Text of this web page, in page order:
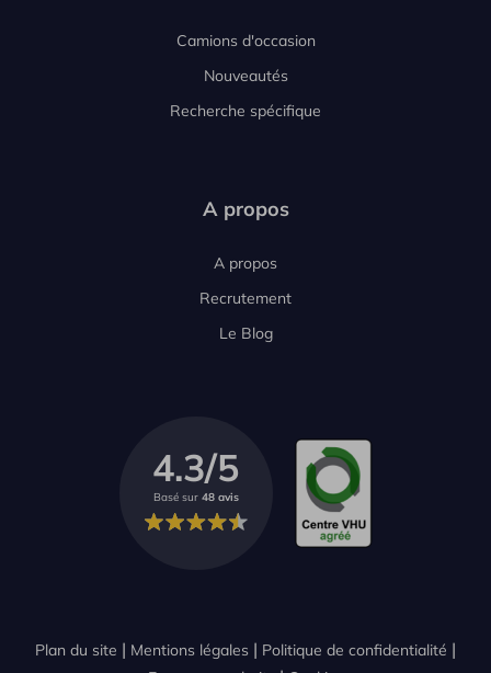
Camions d'occasion
Nouveautés
Recherche spécifique
A propos
A propos
Recrutement
Le Blog
4.3/5
Basé sur 48 avis
Plan du site Mentions légales
Politique de confidentialité